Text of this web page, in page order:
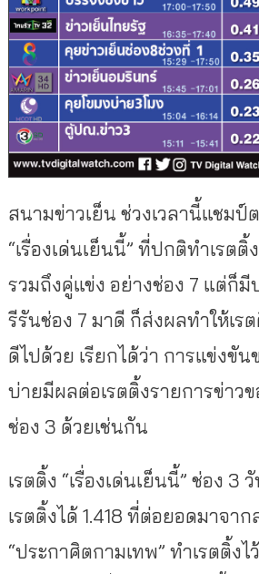
สนามข่าวเย็น ช่วงเวลานี้แชมป์
“เรื่องเด่นเย็นนี้” ที่ปกติทำเรต
รวมถึงคู่แข่ง อย่างช่อง 7 แต่ก็
รีรันช่อง 7 มาดี ก็ส่งผลทำให้เร
ดีไปด้วย เรียกได้ว่า การแข่งขัน
บ่ายมีผลต่อเรตติ้งรายการข่าว
ช่อง 3 ด้วยเช่นกัน
เรตติ้ง “เรื่องเด่นเย็นนี้” ช่อง 3
เรตติ้งได้ 1.418 ที่ต่อยอดมาจา
“ประกาศิตกามเทพ” ทำเรตติ้งไ